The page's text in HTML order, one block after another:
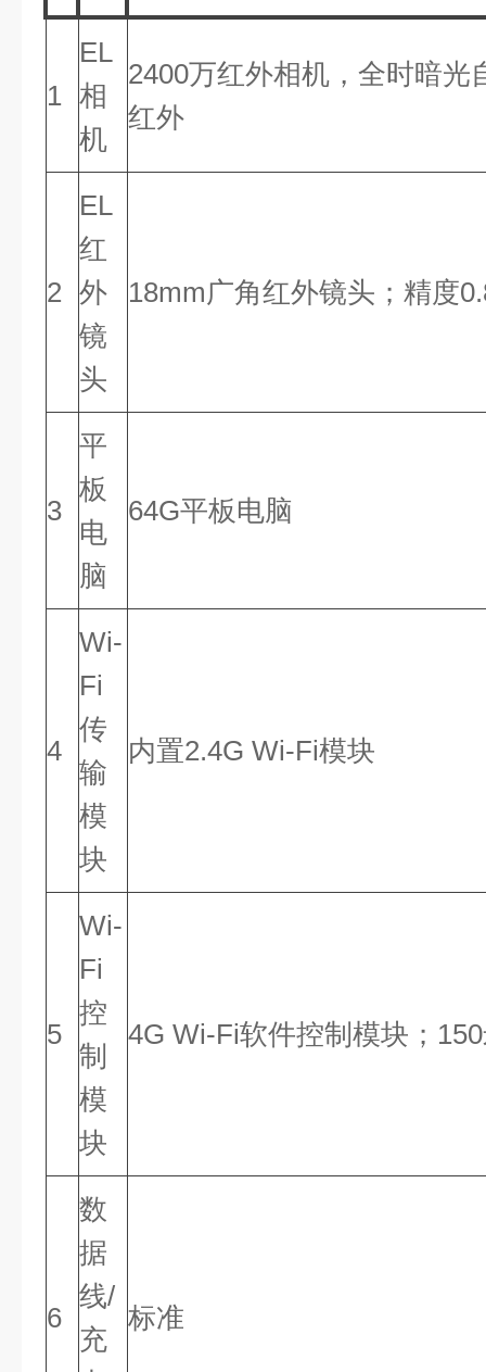
1
EL
相
机
2400万红外相机，全时暗光
红外
2
EL
红
外
镜
头
18mm广角红外镜头；精度
3
平
板
电
脑
64G平板电脑
4
Wi-
Fi
传
输
模
块
内置2.4G Wi-Fi模块
5
Wi-
Fi
控
制
模
块
4G Wi-Fi软件控制模块；
6
数
据
线/
充
标准